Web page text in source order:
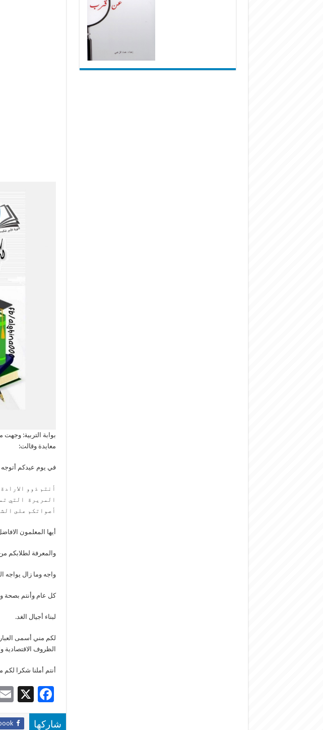
بوابة التربية:
معايدة وقالت:
في يوم عيدكم أتوجه
أنتم ذوو
المريرة التي
أصواتكم على
أيها المعلمون
والمعرفة لطلابكم
واجه وما زال يواجه
كل عام وأنتم بصحة
لبناء أجيال الغد.
لكم مني أسمى
الظروف الاقتصادية
أنتم أملنا شكرا لكم
F
ac
X
شاركها